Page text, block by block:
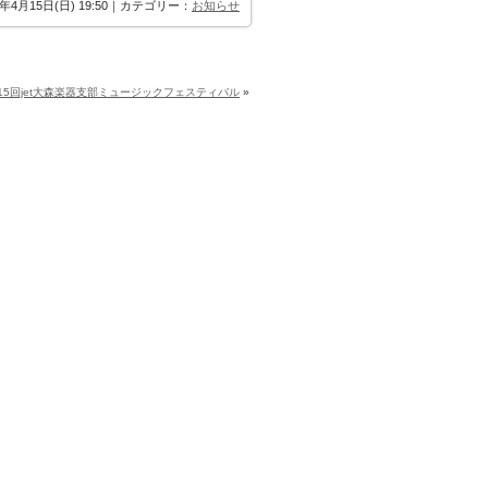
4月15日(日) 19:50｜カテゴリー： お知らせ
回jet大森楽器支部ミュージックフェスティバル »